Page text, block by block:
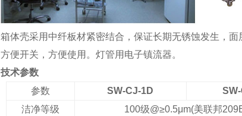
箱体壳采用中纤板材紧密结合，保证长期无锈蚀发生，
方便开关，方便使用。灯管用电子镇流器。
技术参数
参数
SW-CJ-1D
洁净等级
100级@≥0.5μm(美联邦209E